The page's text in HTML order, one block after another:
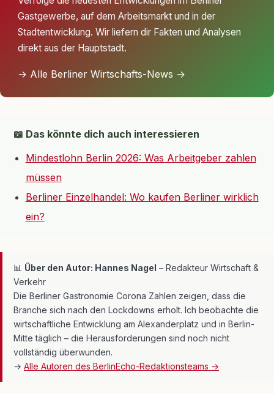
Gastgewerbe, auf dem Arbeitsmarkt und in der
Stadtentwicklung. Wir liefern dir Fakten und Analysen
direkt aus der Hauptstadt.
→ Alle Berliner Wirtschafts-News →
📖 Das könnte dich auch interessieren
Mindestlohn Berlin 2026: Was Arbeitgeber zahlen
müssen
Berliner Einzelhandel: Wo kaufen Berliner wirklich
ein?
📊 Über den Autor: Hannes Nagel – Redakteur Wirtschaft &
Verkehr
Die Berliner Gastronomie Corona Zahlen zeigen, dass die
Branche sich nach den Lockdowns erholt. Ich beobachte die
wirtschaftliche Entwicklung am Alexanderplatz und in Berlin-
Mitte täglich – die Herausforderungen sind noch nicht
vollständig überwunden.
→ Alle Autoren des BerlinEcho-Redaktionsteams →